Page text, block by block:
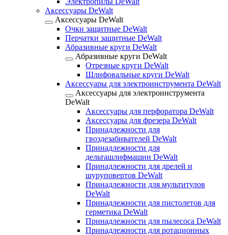
Аксессуары DeWalt
Аксессуары DeWalt
Очки защитные DeWalt
Перчатки защитные DeWalt
Абразивные круги DeWalt
Абразивные круги DeWalt
Отрезные круги DeWalt
Шлифовальные круги DeWalt
Аксессуары для электроинструмента DeWalt
Аксессуары для электроинструмента
DeWalt
Аксессуары для перфоратора DeWalt
Аксессуары для фрезера DeWalt
Принадлежности для
гвоздезабивателей DeWalt
Принадлежности для
дельташлифмашин DeWalt
Принадлежности для дрелей и
шуруповертов DeWalt
Принадлежности для мультитулов
DeWalt
Принадлежности для пистолетов для
герметика DeWalt
Принадлежности для пылесоса DeWalt
Принадлежности для ротационных